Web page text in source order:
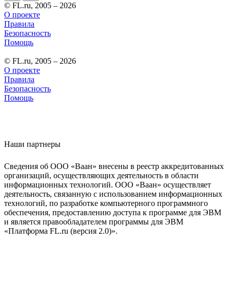
© FL.ru, 2005 – 2026
О проекте
Правила
Безопасность
Помощь
© FL.ru, 2005 – 2026
О проекте
Правила
Безопасность
Помощь
Наши партнеры
Сведения об ООО «Ваан» внесены в реестр аккредитованных
организаций, осуществляющих деятельность в области
информационных технологий. ООО «Ваан» осуществляет
деятельность, связанную с использованием информационных
технологий, по разработке компьютерного программного
обеспечения, предоставлению доступа к программе для ЭВМ
и является правообладателем программы для ЭВМ
«Платформа FL.ru (версия 2.0)».